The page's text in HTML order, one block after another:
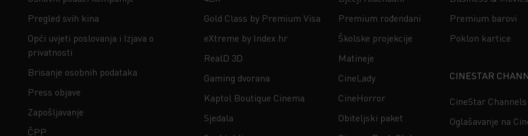
Pregled svih kina
Opći uvjeti poslovanja i Izjava o
privatnosti
Brisanje osobnih podataka
Press objave
Zapošljavanje
ČPP
Gold Class by Premium Visa
eXtreme by Index.hr
RealD 3D
Gaming dvorana
Kaptol Boutique Cinema
Sjedala
Premium rođendani
Školske projekcije
Matineje
CineLady
CineHorror
Obiteljski paket
Premium barovi
Poklon kartice
CINESTAR
CineStar Channels
Oglašavanje na